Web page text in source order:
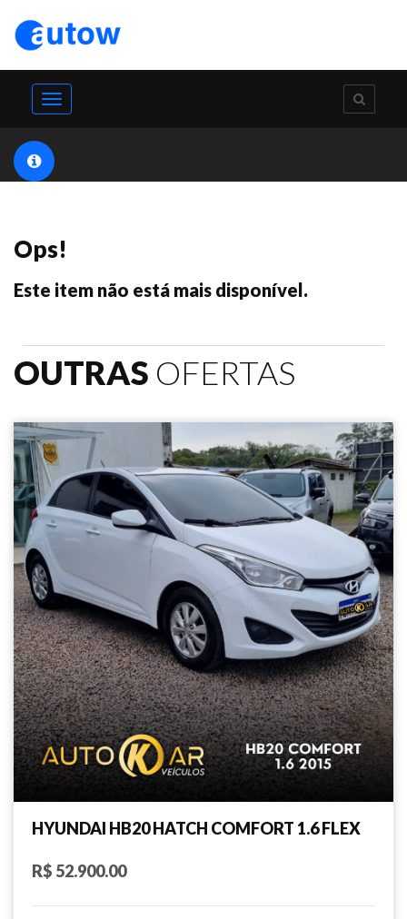
Toggle
navigation
Ops!
Este item não está mais disponível.
OUTRAS OFERTAS
HYUNDAI HB20 HATCH COMFORT 1.6 FLEX
R$ 52.900.00